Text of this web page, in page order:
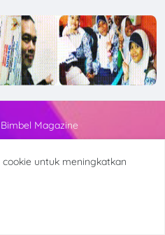
Jakarta Timur, Bimbel
SD SMP SMA, di Jakarta
untuk meningkatkan